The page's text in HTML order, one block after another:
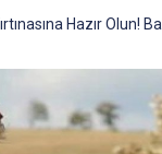
Hazır Olun!